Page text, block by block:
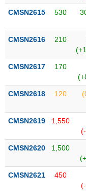
Theo
dõi
biệt
được
quỹ
mục
ETF
Cổ
chi
tiết
CMSN2615 530
CMSN2616 210
CMSN2617 170
CMSN2618 120
CMSN2619 1,550
CMSN2620 1,500
CMSN2621 450
CÔNG
ĐẦU
TƯ
DỮ
MỚI
Ngành
(-)